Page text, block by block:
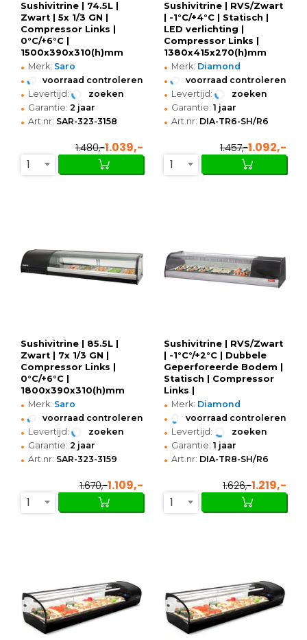
Sushivitrine | 74.5L |
Zwart | 5x 1/3 GN |
Compressor Links |
0°C/+6°C |
1500x390x310(h)mm
• Merk: Saro
• voorraad controleren
• Levertijd: zoeken
• Garantie: 2 jaar
• Art.nr: SAR-323-3158
1.480,-1.039,-
1
Sushivitrine | RVS/Zwart
| -1°C/+4°C | Statisch |
LED verlichting |
Compressor Links |
1380x415x270(h)mm
• Merk: Diamond
• voorraad controleren
• Levertijd: zoeken
• Garantie: 1 jaar
• Art.nr: DIA-TR6-SH/R6
1.457,-1.092,-
1
Sushivitrine | 85.5L |
Zwart | 7x 1/3 GN |
Compressor Links |
0°C/+6°C |
1800x390x310(h)mm
• Merk: Saro
• voorraad controleren
• Levertijd: zoeken
• Garantie: 2 jaar
• Art.nr: SAR-323-3159
1.670,-1.109,-
1
Sushivitrine | RVS/Zwart
| -1°C°/+2°C | Dubbele
Geperforeerde Bodem |
Statisch | Compressor
Links |
1730x415x270(h)mm
• Merk: Diamond
• voorraad controleren
• Levertijd: zoeken
• Garantie: 1 jaar
• Art.nr: DIA-TR8-SH/R6
1.626,-1.219,-
1